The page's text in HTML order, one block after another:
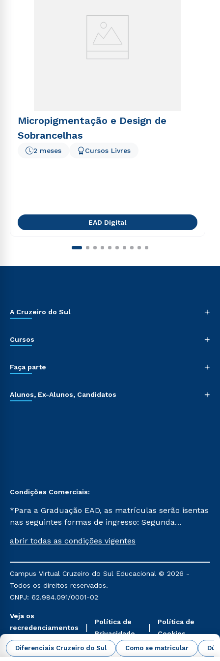
Diferenciais Cruzeiro do Sul Como se matricular
Micropigmentação e Design de
Sobrancelhas
2 meses Cursos Livres
EAD Digital
A Cruzeiro do Sul +
Cursos +
Faça parte +
Alunos, Ex-Alunos, Candidatos +
Condições Comerciais:
*Para a Graduação EAD, as matrículas serão isentas
nas seguintes formas de ingresso: Segunda
Já para as demais, a taxa de matrícula será de R$
mencionadas são referentes aos cursos: Ensino
Religioso, Geografia para a Docência e Metodologia
do Ensino de História: Questões Atuais.
abrir todas as condições vigentes
Campus Virtual Cruzeiro do Sul Educacional © 2026 -
Todos os direitos reservados.
CNPJ: 62.984.091/0001-02
Veja os
recredenciamentos
aqui
Política de
Privacidade
Política de
Cookies